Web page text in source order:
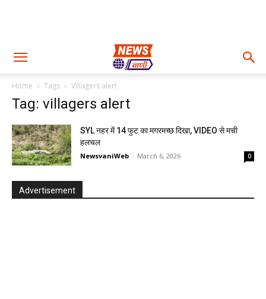
Home Tags Villagers alert
Tag: villagers alert
SYL नहर में 14 फुट का मगरमच्छ दिखा, VIDEO से मची
हलचल
NewsvaniWeb - March 6, 2026 0
Advertisement